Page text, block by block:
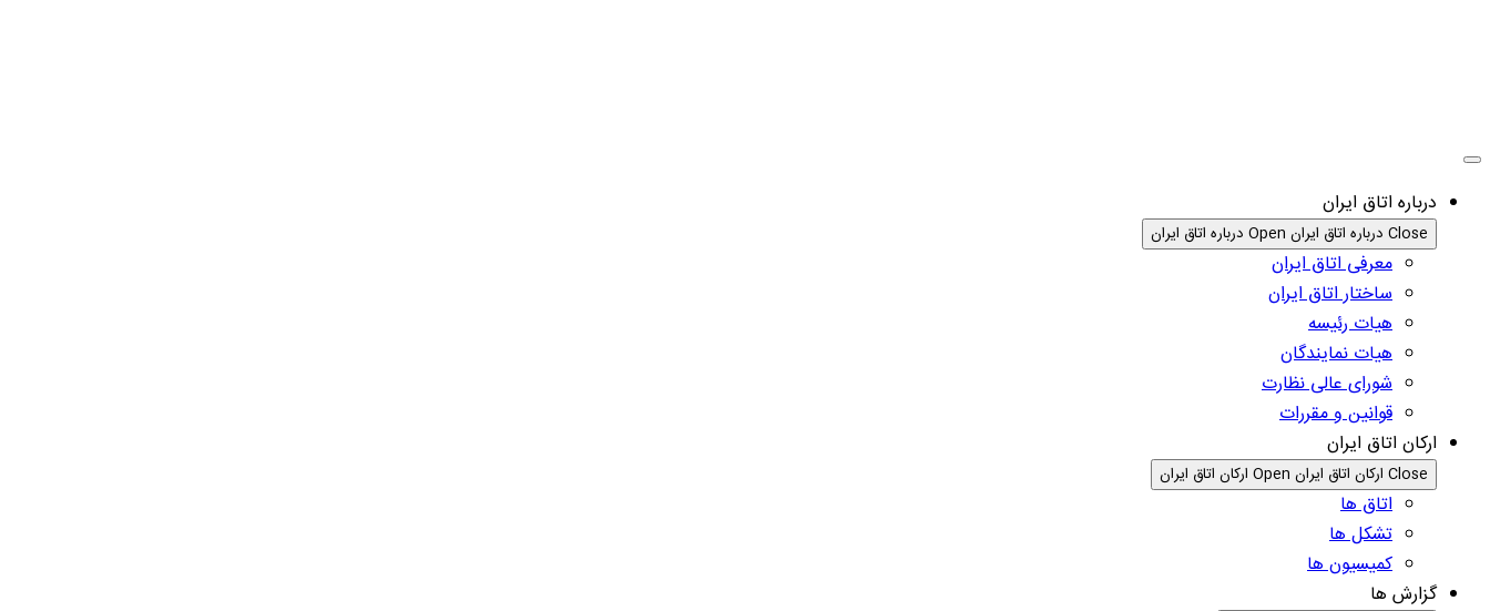
درباره اتاق ایران
Close درباره اتاق ایران Open درباره اتاق ایران
معرفی اتاق ایران
ساختار اتاق ایران
هیات رئیسه
هیات نمایندگان
شورای عالی نظارت
قوانین و مقررات
ارکان اتاق ایران
Close ارکان اتاق ایران Open ارکان اتاق ایران
اتاق ها
تشکل ها
کمیسیون ها
گزارش ها